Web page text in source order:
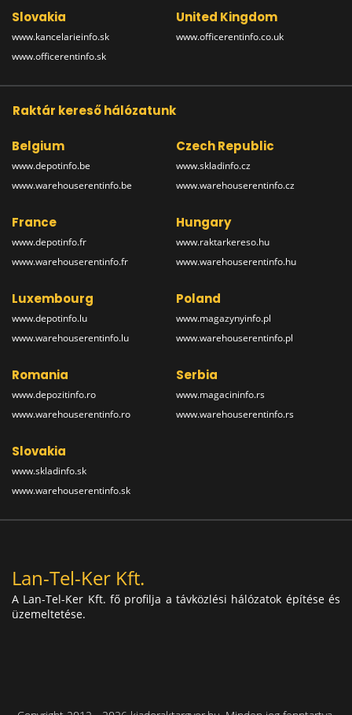
Slovakia
www.kancelarieinfo.sk
www.officerentinfo.sk
United Kingdom
www.officerentinfo.co.uk
Raktár kereső hálózatunk
Belgium
www.depotinfo.be
www.warehouserentinfo.be
Czech Republic
www.skladinfo.cz
www.warehouserentinfo.cz
France
www.depotinfo.fr
www.warehouserentinfo.fr
Hungary
www.raktarkereso.hu
www.warehouserentinfo.hu
Luxembourg
www.depotinfo.lu
www.warehouserentinfo.lu
Poland
www.magazynyinfo.pl
www.warehouserentinfo.pl
Romania
www.depozitinfo.ro
www.warehouserentinfo.ro
Serbia
www.magacininfo.rs
www.warehouserentinfo.rs
Slovakia
www.skladinfo.sk
www.warehouserentinfo.sk
Lan-Tel-Ker Kft.
A Lan-Tel-Ker Kft. fő profilja a távközlési hálózatok építése és
üzemeltetése.